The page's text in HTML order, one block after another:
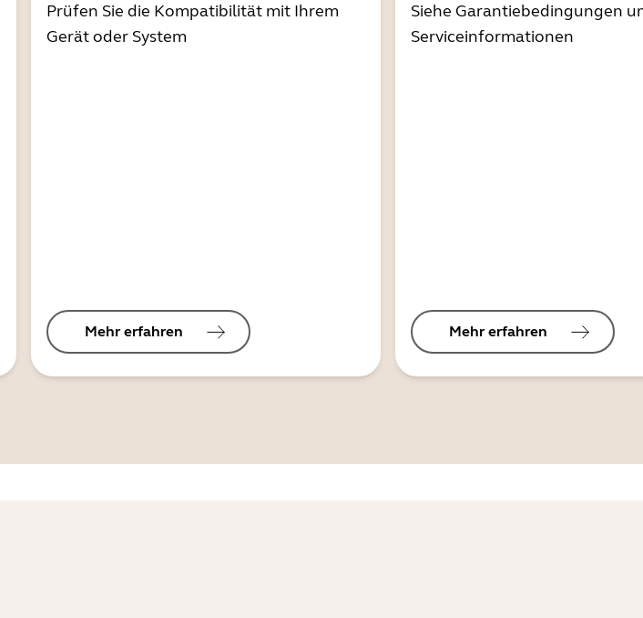
Prüfen Sie die Kompatibilität mit Ihrem
Gerät oder System
Mehr erfahren
Siehe Garantiebedingungen
Serviceinformationen
Mehr erfahren